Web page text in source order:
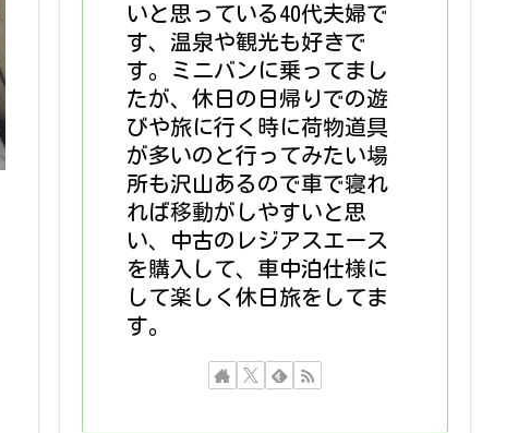
いと思っている40代夫婦で
す、温泉や観光も好きで
す。ミニバンに乗ってまし
たが、休日の日帰りでの遊
びや旅に行く時に荷物道具
が多いのと行ってみたい場
所も沢山あるので車で寝れ
れば移動がしやすいと思
い、中古のレジアスエース
を購入して、車中泊仕様に
して楽しく休日旅をしてま
す。